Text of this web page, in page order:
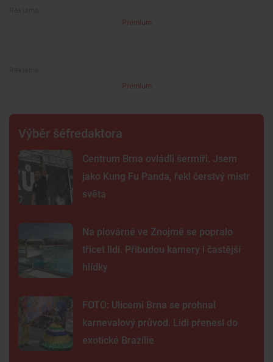
Premium
Premium
Výběr šéfredaktora
Centrum Brna ovládli šermíři. Jsem
jako Kung Fu Panda, řekl čerstvý mistr
světa
Na plovárně ve Znojmě se popralo
třicet lidí. Přibudou kamery i častější
hlídky
FOTO: Ulicemi Brna se prohnal
karnevalový průvod. Lidi přenesl do
exotické Brazílie